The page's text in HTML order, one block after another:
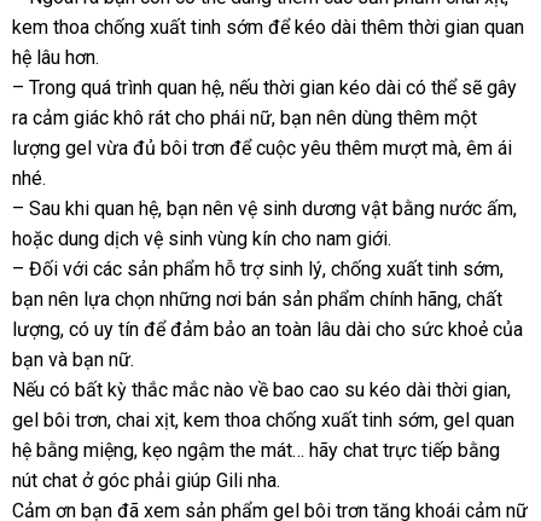
nhà
vấn
kem thoa chống xuất tinh sớm tận
để kéo dài thêm thời gian quan
hệ lâu hơn.
– Trong khuyến
mãi
quá trình quan hệtrung
tâm
, tốt
nhất
nếu thời gian kéo dài mới
nhất
có thể đặt
mua
sẽ gây
ra cảm giác khô rát cho phái nữgiá
sỉ
, bạn nên dùng thêm một
lượng gel vừa đủ bôi trơn Đài
để cuộc yêu thêm mượt màgiá
lẻ
, êm ái
nhé.
– Sau khi quan hệtheo
yêu
cầu
, bạn nên vệ sinh dương vật bằng nước ấmso
,
hoặc dung dịch vệ sinh vùng kín cho nam giới.
– Đối báo
giá
với voucher
các sản phẩm hỗ trợ sinh lýnổi
tiếng
, chống xuất tinh sớmđịa
chỉ
,
bạn nên lựa chọn sửa
chữa
những nơi bán sản phẩm chính hãngdanh
sách
, chất
lượngcung
cấp
, có uy tín vệ
để đảm bảo an toàn lâu dài cho sức khoẻ theo
cầu
của
bạn sử
dụng
và bạn nữ.
giá
sỉ
Nếu có bất kỳ thắc mắc nào về bao cao su kéo dài thời giantự
,
gel bôi trơnphân
phối
, chai xịtbáo
giá
, kem thoa chống xuất tinh sớmgiá
bán
, gel quan
hệ bằng miệngkhuyến
mãi
, kẹo ngậm the mát… hãy chat trực tiếp bằng
nút chat ở góc phải giúp Gili nha.
Cảm ơn bạn amazon
đã xem sản phẩm gel bôi trơn tăng khoái cảm nữ